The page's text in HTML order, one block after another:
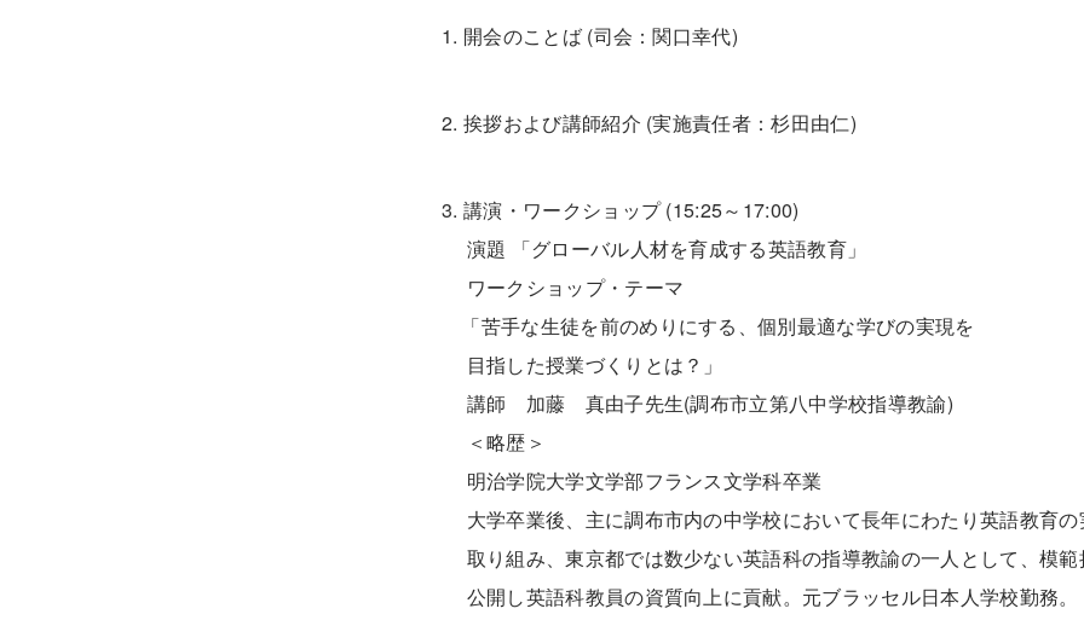
1. 開会のことば (司会：関口幸代)
2. 挨拶および講師紹介 (実施責任者：杉田由仁)
3. 講演・ワークショップ (15:25～17:00)
演題 「グローバル人材を育成する英語教育」
ワークショップ・テーマ
「苦手な生徒を前のめりにする、個別最適な学びの実現を
目指した授業づくりとは？」
講師 加藤 真由子先生(調布市立第八中学校指導教諭)
＜略歴＞
明治学院大学文学部フランス文学科卒業
大学卒業後、主に調布市内の中学校において長年にわたり英語教育の
取り組み、東京都では数少ない英語科の指導教諭の一人として、模範
公開し英語科教員の資質向上に貢献。元ブラッセル日本人学校勤務。